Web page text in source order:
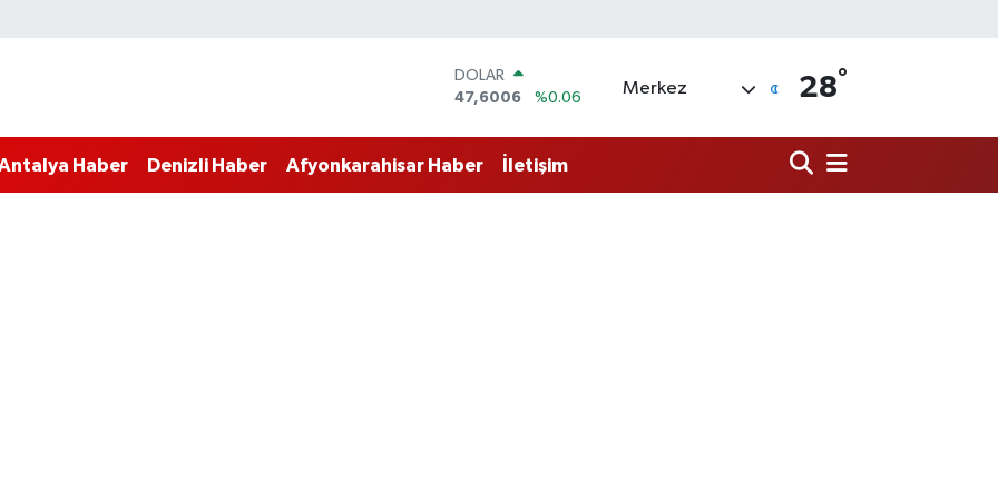
DOLAR
47,6006
%0.06
STERLİN
Merkez 28°
Haber Denizli Haber Afyonkarahisar Haber İletişim